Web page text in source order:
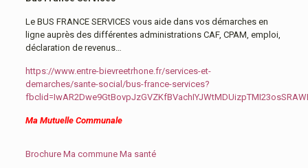
Le BUS FRANCE SERVICES vous aide dans vos démarches en
ligne auprès des différentes administrations CAF, CPAM, emploi,
déclaration de revenus…
https://www.entre-bievreetrhone.fr/services-et-
demarches/sante-social/bus-france-services?
Ma Mutuelle Communale
Brochure Ma commune Ma santé